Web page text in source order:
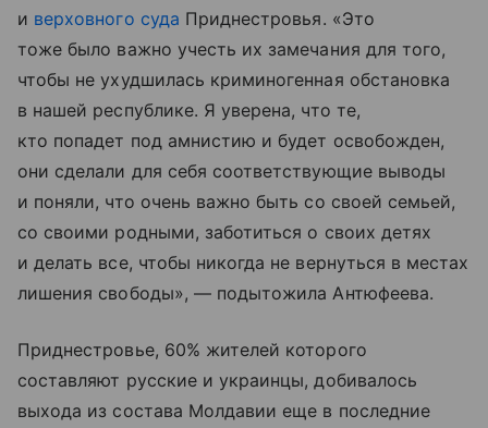
и верховного суда Приднестровья. «Это
тоже было важно учесть их замечания для того,
чтобы не ухудшилась криминогенная обстановка
в нашей республике. Я уверена, что те,
кто попадет под амнистию и будет освобожден,
они сделали для себя соответствующие выводы
и поняли, что очень важно быть со своей семьей,
со своими родными, заботиться о своих детях
и делать все, чтобы никогда не вернуться в местах
лишения свободы», — подытожила Антюфеева.
Приднестровье, 60% жителей которого
составляют русские и украинцы, добивалось
выхода из состава Молдавии еще в последние